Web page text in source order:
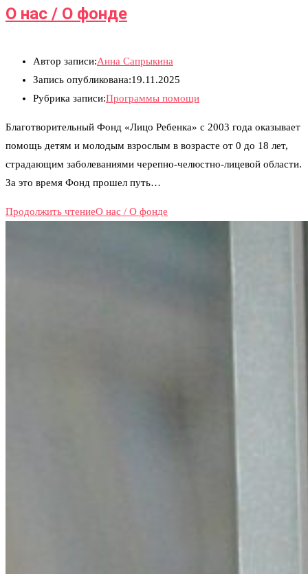
О нас / О фонде
Автор записи:Анна Сапрыкина
Запись опубликована:19.11.2025
Рубрика записи:Программы помощи
Благотворительный Фонд «Лицо Ребенка» с 2003 года оказывает
помощь детям и молодым взрослым в возрасте от 0 до 18 лет,
страдающим заболеваниями черепно-челюстно-лицевой области.
За это время Фонд прошел путь…
Продолжить чтениеО нас / О фонде